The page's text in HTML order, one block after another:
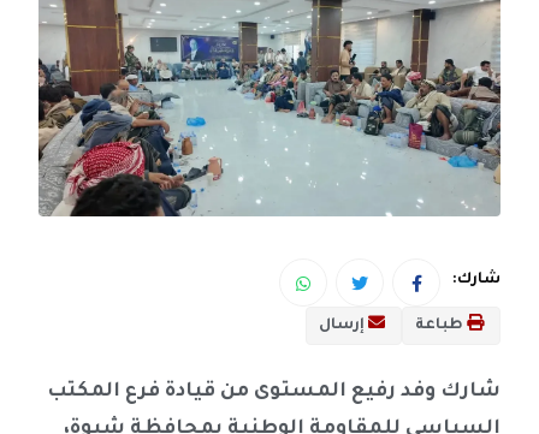
شارك:
طباعة إرسال
شارك وفد رفيع المستوى من قيادة فرع المكتب